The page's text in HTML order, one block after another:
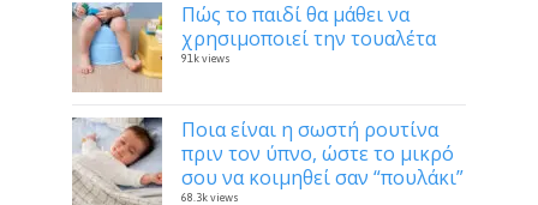
Πώς το παιδί θα μάθει να
χρησιμοποιεί την τουαλέτα
91k views
Ποια είναι η σωστή ρουτίνα
πριν τον ύπνο, ώστε το μικρό
σου να κοιμηθεί σαν “πουλάκι”
68.3k views